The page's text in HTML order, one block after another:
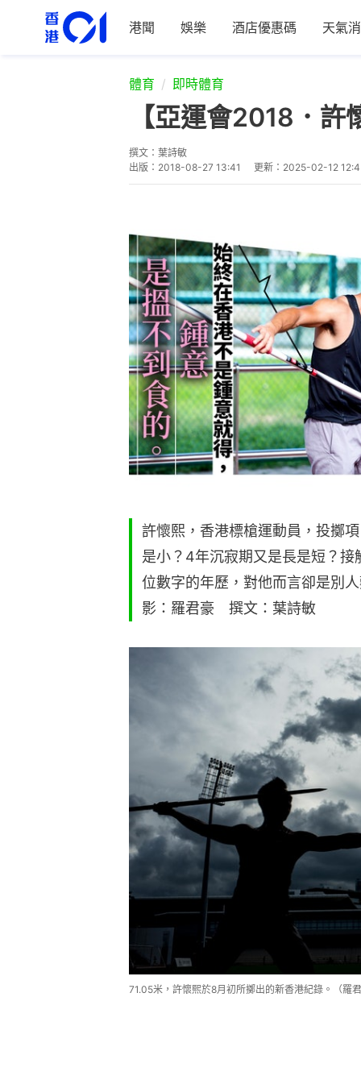
港聞 娛樂 酒店優惠碼 天氣
體育 即時體育
【亞運會2018．
撰文： 葉詩敏
出版： 2018-08-27 13:41 更新： 2025-02-12
許懷熙，香港標槍運動員，投擲
是小？4年沉寂期又是長是短？
位數字的年歷，對他而言卻是別
影：羅君豪 撰文：葉詩敏
71.05米，許懷熙於8月初所擲出的新香港紀錄。（羅